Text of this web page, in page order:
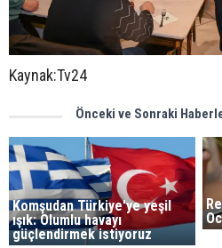
Kaynak:Tv24
Önceki ve Sonraki
Komşudan Türkiye'ye yeşil
ışık: Olumlu havayı
güçlendirmek istiyoruz